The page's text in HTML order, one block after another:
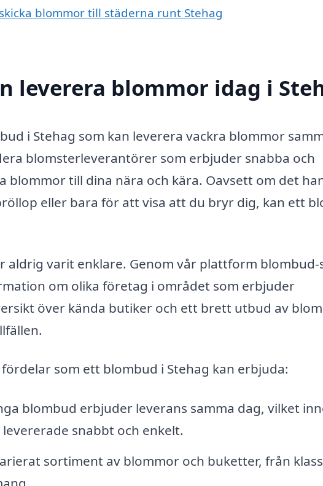
blommor till städerna runt Stehag
leverera blommor idag i
i Stehag som kan leverera vackra blommor
blomsterleverantörer som erbjuder snabba och
blommor till dina nära och kära. Oavsett om det
eller bara för att visa att du bryr dig, kan ett
aldrig varit enklare. Genom vår plattform blombud-
om olika företag i området som erbjuder
över kända butiker och ett brett utbud av
som ett blombud i Stehag kan erbjuda:
blombud erbjuder leverans samma dag, vilket
snabbt och enkelt.
sortiment av blommor och buketter, från